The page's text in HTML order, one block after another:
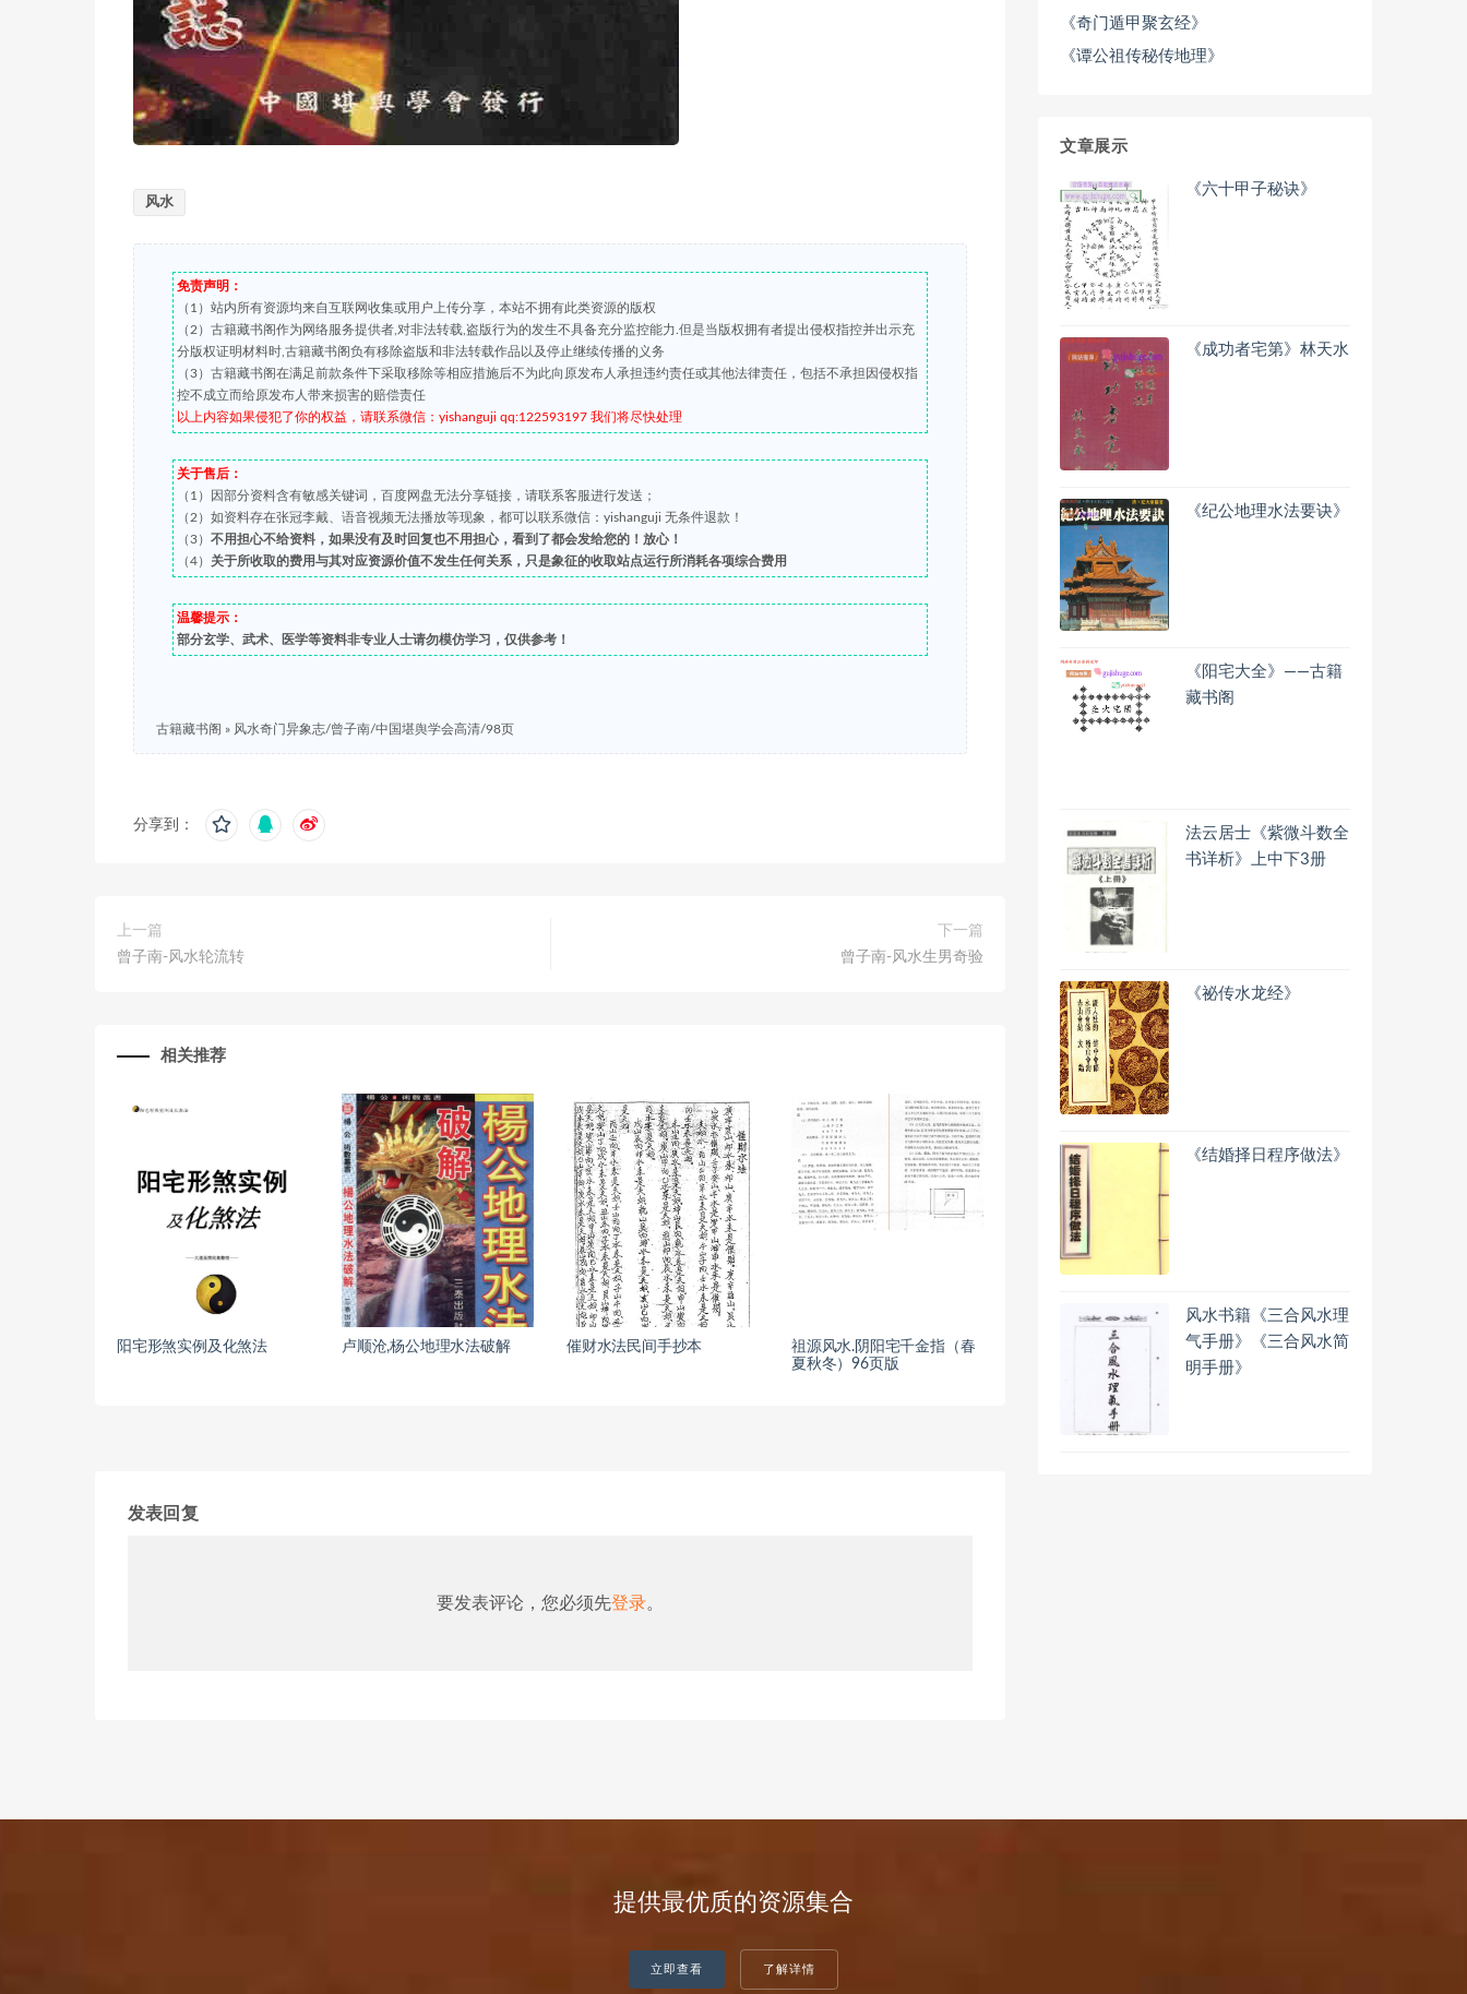
风水
免责声明：
（1）站内所有资源均来自互联网收集或用户上传分享，本站不拥有此类资源的版权
（2）古籍藏书阁作为网络服务提供者,对非法转载,盗版行为的发生不具备充分监控能力.但是当版权拥有者提出侵权指控并出示充
分版权证明材料时,古籍藏书阁负有移除盗版和非法转载作品以及停止继续传播的义务
（3）古籍藏书阁在满足前款条件下采取移除等相应措施后不为此向原发布人承担违约责任或其他法律责任，包括不承担因侵权指
控不成立而给原发布人带来损害的赔偿责任
以上内容如果侵犯了你的权益，请联系微信：yishanguji qq:122593197 我们将尽快处理
关于售后：
（1）因部分资料含有敏感关键词，百度网盘无法分享链接，请联系客服进行发送；
（2）如资料存在张冠李戴、语音视频无法播放等现象，都可以联系微信：yishanguji 无条件退款！
（3） 不用担心不给资料，如果没有及时回复也不用担心，看到了都会发给您的！放心！
（4） 关于所收取的费用与其对应资源价值不发生任何关系，只是象征的收取站点运行所消耗各项综合费用
温馨提示：
部分玄学、武术、医学等资料非专业人士请勿模仿学习，仅供参考！
古籍藏书阁 » 风水奇门异象志/曾子南/中国堪舆学会高清/98页
分享到：
上一篇
曾子南-风水轮流转
下一篇
曾子南-风水生男奇验
相关推荐
阳宅形煞实例及化煞法 卢顺沧,杨公地理水法破解 催财水法民间手抄本
祖源风水.阴阳宅千金指（春
夏秋冬）96页版
发表回复
要发表评论，您必须先登录。
《奇门遁甲聚玄经》
《谭公祖传秘传地理》
文章展示
《六十甲子秘诀》
《成功者宅第》林天水
《纪公地理水法要诀》
《阳宅大全》——古籍
藏书阁
法云居士《紫微斗数全
书详析》上中下3册
《祕传水龙经》
《结婚择日程序做法》
风水书籍《三合风水理
气手册》《三合风水简
明手册》
提供最优质的资源集合
立即查看 了解详情